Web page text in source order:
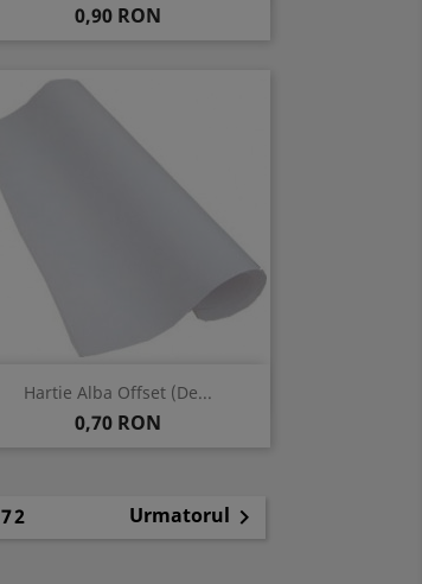
Pret
0,90 RON
Hartie Alba Offset (de...
Pret
0,70 RON
Vizualizare rapida
72 Urmatorul 